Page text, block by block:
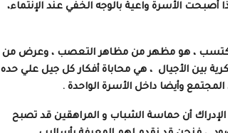
الأسرة واعية بالوجه الخفي عند الإنتماء،
المكتسب ، هو مظهر من مظاهر التعصب ، وعرض من
بين الأجيال ، هي محاباة أفكار كل جيل علي حده
وأيضا داخل الأسرة الواحدة .
الإدراك أن حماسة الشباب و المراهقين قد تصبح